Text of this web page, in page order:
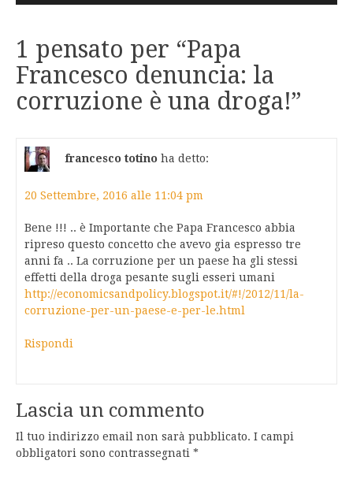
1 pensato per “Papa
Francesco denuncia: la
corruzione è una droga!”
francesco totino ha detto:
20 Settembre, 2016 alle 11:04 pm
Bene !!! .. è Importante che Papa Francesco abbia
ripreso questo concetto che avevo gia espresso tre
anni fa .. La corruzione per un paese ha gli stessi
effetti della droga pesante sugli esseri umani
http://economicsandpolicy.blogspot.it/#!/2012/11/la-
corruzione-per-un-paese-e-per-le.html
Rispondi
Lascia un commento
Il tuo indirizzo email non sarà pubblicato. I campi
obbligatori sono contrassegnati *